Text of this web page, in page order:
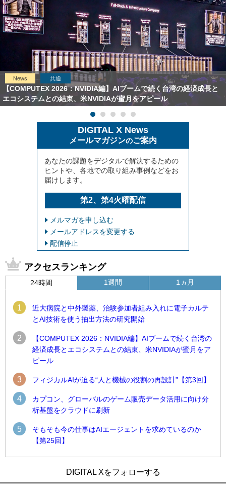
News 共通
【COMPUTEX 2026：NVIDIA編】AIブームで続く台湾の経済成長と
エコシステムとの結束、米NVIDIAが蜜月をアピール
DIGITAL X News
メールマガジンのご案内
あなたの課題をデジタルで解決するための
ヒントや、各地での取り組み事例などをお
届けします。
第2、第4火曜配信
メルマガを申し込む
メールアドレスを変更する
配信停止
アクセスランキング
24時間
1
近大病院と中外製薬、治験参加者組み入れに電子カルテ
とAI技術を使う抽出方法の研究開始
2
【COMPUTEX 2026：NVIDIA編】AIブームで続く台湾の
経済成長とエコシステムとの結束、米NVIDIAが蜜月をア
ピール
3 フィジカルAIが迫る“人と機械の役割の再設計”【第3回】
4
カプコン、グローバルのゲーム販売データ活用に向け分
析基盤をクラウドに刷新
5
そもそも今の仕事はAIエージェントを求めているのか
【第25回】
1週間
技術を使う抽出方法の研究開始
1ヵ月
合基盤を本格稼働DIGITAL Xをフォローする